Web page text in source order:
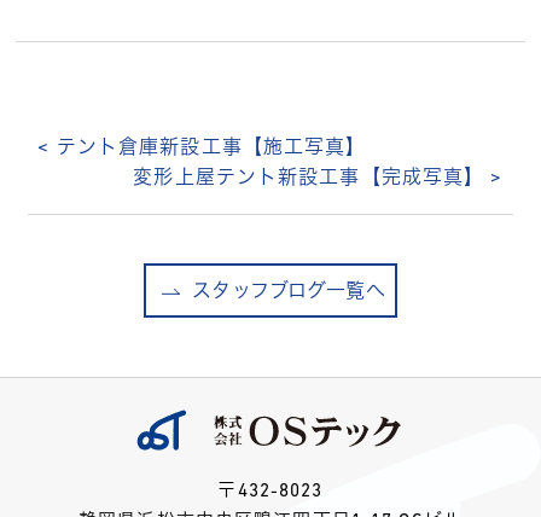
< テント倉庫新設工事【施工写真】
変形上屋テント新設工事【完成写真】 >
スタッフブログ一覧へ
〒432-8023